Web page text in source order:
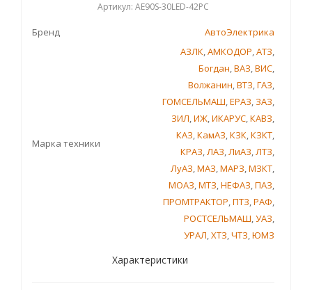
Артикул: AE90S-30LED-42PC
Бренд АвтоЭлектрика
Марка техники
АЗЛК,АМКОДОР,АТЗ,
Богдан,ВАЗ,ВИС,
Волжанин,ВТЗ,ГАЗ,
ГОМСЕЛЬМАШ,ЕРАЗ, ЗАЗ,
ЗИЛ,ИЖ,ИКАРУС,КАВЗ,
КАЗ,КамАЗ,КЗК,КЗКТ,
КРАЗ,ЛАЗ,ЛиАЗ,ЛТЗ,
ЛуАЗ,МАЗ,МАРЗ,МЗКТ,
МОАЗ,МТЗ,НЕФАЗ,ПАЗ,
ПРОМТРАКТОР,ПТЗ,РАФ,
РОСТСЕЛЬМАШ,УАЗ,
УРАЛ,ХТЗ,ЧТЗ,ЮМЗ
Характеристики